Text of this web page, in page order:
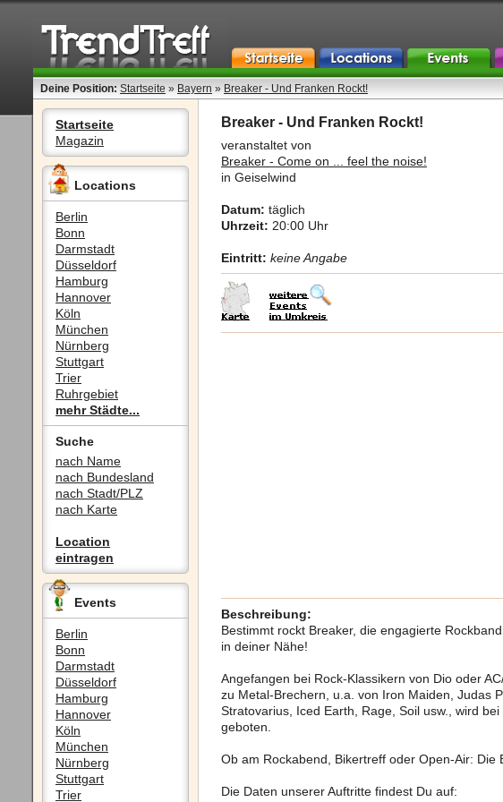
Deine Position: Startseite » Bayern » Breaker - Und Franken Rockt!
Startseite
Magazin
Locations
Berlin
Bonn
Darmstadt
Düsseldorf
Hamburg
Hannover
Köln
München
Nürnberg
Stuttgart
Trier
Ruhrgebiet
mehr Städte...
Suche
nach Name
nach Bundesland
nach Stadt/PLZ
nach Karte
Location
eintragen
Events
Berlin
Bonn
Darmstadt
Düsseldorf
Hamburg
Hannover
Köln
München
Nürnberg
Stuttgart
Trier
Breaker - Und Franken Rockt!
veranstaltet von
Breaker - Come on ... feel the noise!
in Geiselwind
Datum: täglich
Uhrzeit: 20:00 Uhr
Eintritt: keine Angabe
Beschreibung:
Bestimmt rockt Breaker, die engagierte
in deiner Nähe!
Angefangen bei Rock-Klassikern von Dio oder
zu Metal-Brechern, u.a. von Iron Maiden, Judas
Stratovarius, Iced Earth, Rage, Soil usw., wird
geboten.
Ob am Rockabend, Bikertreff oder Open-Air: Die
Die Daten unserer Auftritte findest Du auf: